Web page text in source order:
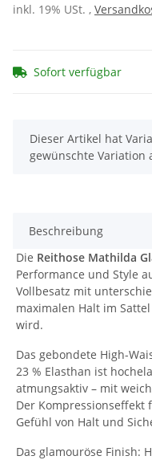
inkl. 19% USt. ,
Sofort verfügbar
x
Dieser Artikel hat
gewünschte Variation
Beschreibung
Die Reithose Mathilda
Performance und Style
Vollbesatz mit
maximalen Halt im
wird.
Das gebondete High-
23 % Elasthan ist
atmungsaktiv – mit
Der
Gefühl von Halt und
Das glamouröse Finish: